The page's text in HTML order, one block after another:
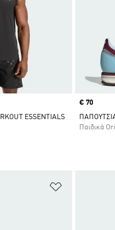
ESSENTIALS
Price
€ 70
Παιδικά